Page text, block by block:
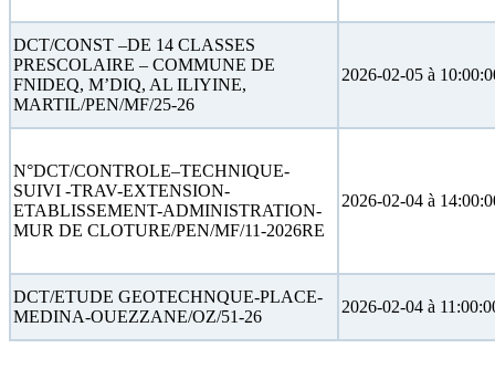
DCT/CONST –DE 14 CLASSES
PRESCOLAIRE – COMMUNE DE
FNIDEQ, M’DIQ, AL ILIYINE,
MARTIL/PEN/MF/25-26
2026-02-05 à
N°DCT/CONTROLE–TECHNIQUE-
SUIVI -TRAV-EXTENSION-
ETABLISSEMENT-ADMINISTRATION-
MUR DE CLOTURE/PEN/MF/11-2026RE
2026-02-04 à
DCT/ETUDE GEOTECHNQUE-PLACE-
MEDINA-OUEZZANE/OZ/51-26
2026-02-04 à